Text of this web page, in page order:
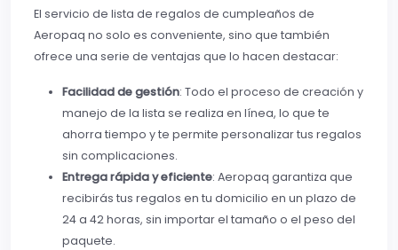
El servicio de lista de regalos de cumpleaños de
Aeropaq no solo es conveniente, sino que también
ofrece una serie de ventajas que lo hacen destacar:
Facilidad de gestión: Todo el proceso de creación y
manejo de la lista se realiza en línea, lo que te
ahorra tiempo y te permite personalizar tus regalos
sin complicaciones.
Entrega rápida y eficiente: Aeropaq garantiza que
recibirás tus regalos en tu domicilio en un plazo de
24 a 42 horas, sin importar el tamaño o el peso del
paquete.